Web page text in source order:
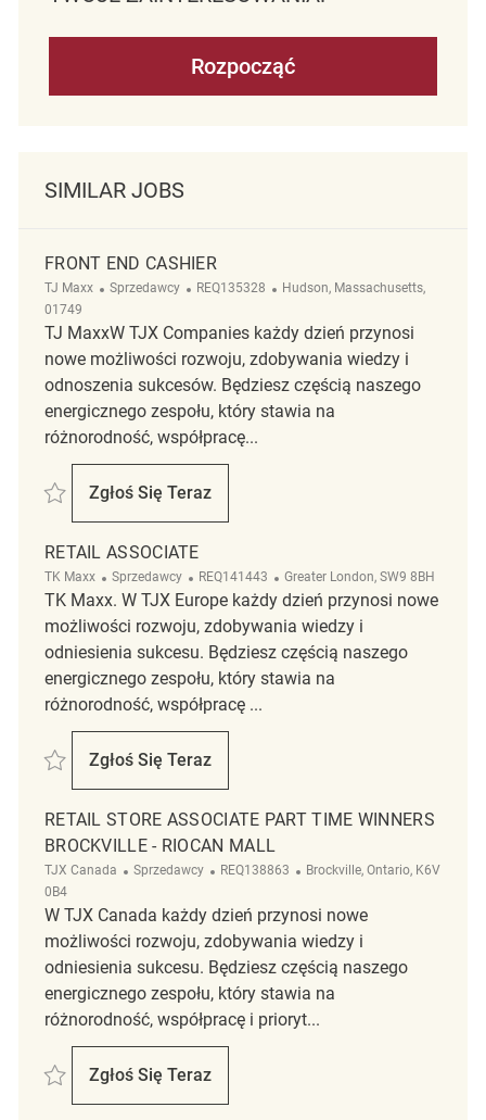
Rozpocząć
SIMILAR JOBS
FRONT END CASHIER
TJ Maxx Kategoria
Sprzedawcy ReqId
REQ135328 Lokalizacja
Hudson, Massachusetts,
01749
TJ MaxxW TJX Companies każdy dzień przynosi
nowe możliwości rozwoju, zdobywania wiedzy i
odnoszenia sukcesów. Będziesz częścią naszego
energicznego zespołu, który stawia na
różnorodność, współpracę...
Zapisać Front End Cashier REQ135328
Zgłoś Się Teraz
Front End Cashier
RETAIL ASSOCIATE
TK Maxx Kategoria
Sprzedawcy ReqId
REQ141443 Lokalizacja
Greater London, SW9 8BH
TK Maxx. W TJX Europe każdy dzień przynosi nowe
możliwości rozwoju, zdobywania wiedzy i
odniesienia sukcesu. Będziesz częścią naszego
energicznego zespołu, który stawia na
różnorodność, współpracę ...
Zapisać Retail Associate REQ141443
Zgłoś Się Teraz
Retail Associate
RETAIL STORE ASSOCIATE PART TIME WINNERS
BROCKVILLE - RIOCAN MALL
TJX Canada Kategoria
Sprzedawcy ReqId
REQ138863 Lokalizacja
Brockville, Ontario, K6V
0B4
W TJX Canada każdy dzień przynosi nowe
możliwości rozwoju, zdobywania wiedzy i
odniesienia sukcesu. Będziesz częścią naszego
energicznego zespołu, który stawia na
różnorodność, współpracę i prioryt...
Zapisać Retail Store Associate Part Time Winners Brockville - Riocan
Zgłoś Się Teraz
Retail Store Associate Part Time Winners